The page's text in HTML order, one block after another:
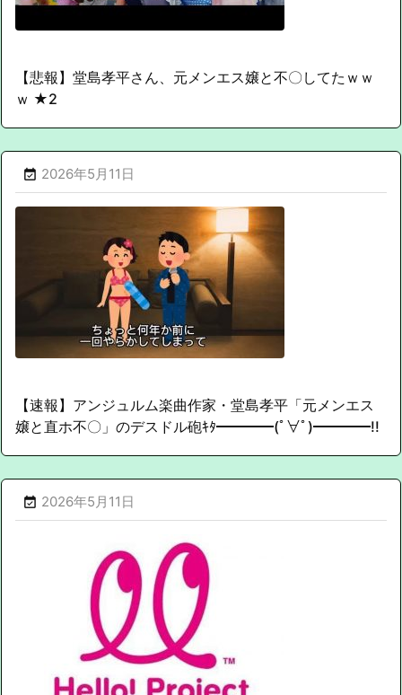
【悲報】堂島孝平さん、元メンエス嬢と不〇してたｗｗ
ｗ ★2
 2026年5月11日
【速報】アンジュルム楽曲作家・堂島孝平「元メンエス
嬢と直ホ不〇」のデスドル砲ｷﾀ━━━━(ﾟ∀ﾟ)━━━━!!
 2026年5月11日